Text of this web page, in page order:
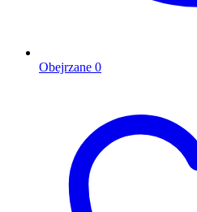
Obejrzane 0